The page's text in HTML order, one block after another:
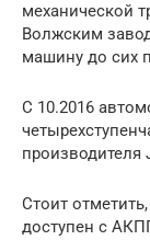
механической
Волжским
машину до сих
С 10.2016
производителя
Стоит
доступен с